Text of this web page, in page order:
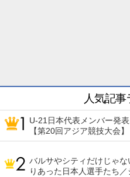
人気記
U-21日本代表メンバー発
【第20回アジア競技大会】
バルサやシティだけじゃ
りあった日本人選手たち